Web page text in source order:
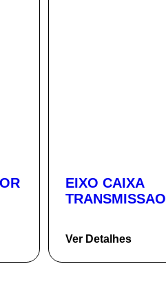
EIXO CAIXA
TRANSMISSAO
Ver Detalhes